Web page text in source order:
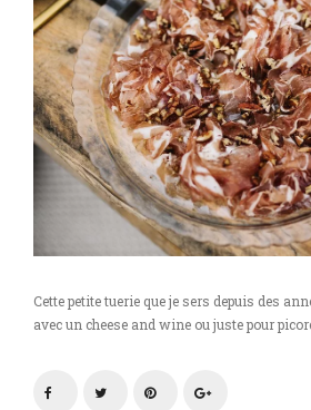
Cette petite tuerie que je sers depuis des
avec un cheese and wine ou juste pour